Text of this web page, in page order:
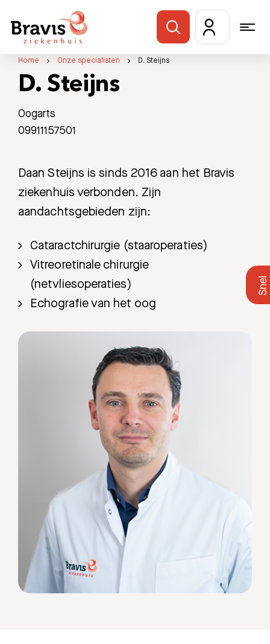
Home Onze specialisten D. Steijns
D. Steijns
Oogarts
09911157501
Daan Steijns is sinds 2016 aan het Bravis
ziekenhuis verbonden. Zijn
aandachtsgebieden zijn:
Cataractchirurgie (staaroperaties)
Vitreoretinale chirurgie
(netvliesoperaties)
Echografie van het oog